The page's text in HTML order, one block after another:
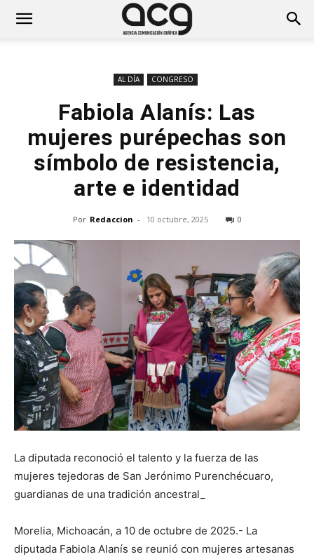
AL DÍA CONGRESO
Fabiola Alanís: Las
mujeres purépechas son
símbolo de resistencia,
arte e identidad
Por Redaccion - 10 octubre, 2025 0
La diputada reconoció el talento y la fuerza de las
mujeres tejedoras de San Jerónimo Purenchécuaro,
guardianas de una tradición ancestral_
Morelia, Michoacán, a 10 de octubre de 2025.- La
diputada Fabiola Alanís se reunió con mujeres artesanas